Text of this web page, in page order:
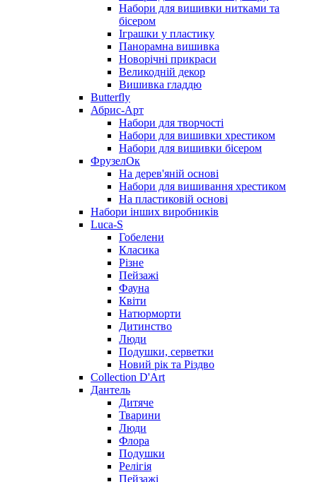
Набори для вишивки нитками та
бісером
Іграшки у пластику
Панорамна вишивка
Новорічні прикраси
Великодній декор
Вишивка гладдю
Butterfly
Абрис-Арт
Набори для творчості
Набори для вишивки хрестиком
Набори для вишивки бісером
ФрузелОк
На дерев'яній основі
Набори для вишивання хрестиком
На пластиковій основі
Набори інших виробників
Luca-S
Гобелени
Класика
Різне
Пейзажі
Фауна
Квіти
Натюрморти
Дитинство
Люди
Подушки, серветки
Новий рік та Різдво
Collection D'Art
Дантель
Дитяче
Тварини
Люди
Флора
Подушки
Релігія
Пейзажі